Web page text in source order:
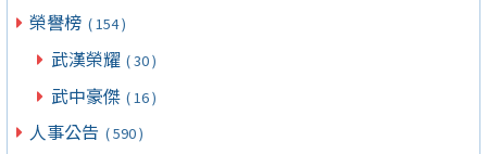
榮譽榜 ( 154 )
武漢榮耀 ( 30 )
武中豪傑 ( 16 )
人事公告 ( 590 )